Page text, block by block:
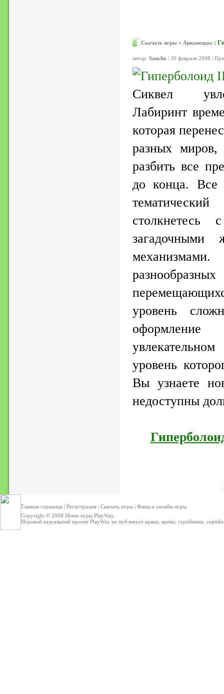
Скачать игры » Арканоиды :
автор: Sancho | 20 февраля 2008 |
Сиквел
Лабиринт
которая
разных миров,
разбить все
до конца. Все
уровень
уровень
Вы узнаете
недоступны
Главная страница | Регистрация | Скачать игры | Флеш и онлайн игры
Copyright © 2008 Мини игры PlayWay.
Игровой казуальный проект PlayWay не публикует кряки, креки, серийники,